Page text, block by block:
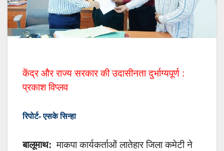
केंद्र और राज्य सरकार की उदासीनता दुर्भाग्यपूर्ण :
प्रकाश विप्लव
रिपोर्ट- एसके सिन्हा
बालूमाथ: माकपा कार्यकर्ताओं लातेहार जिला कमेटी ने